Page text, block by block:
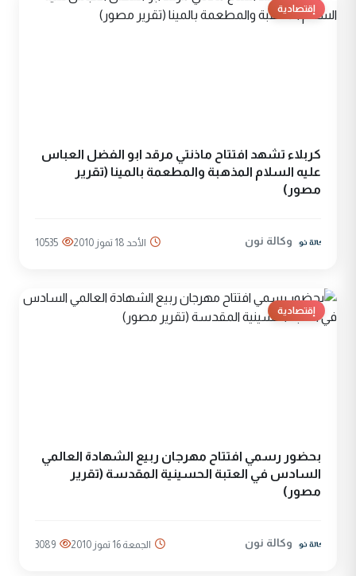
إقتصادية
كربلاء تشهد افتتاح ماذنتي مرقد ابو الفضل العباس
عليه السلام المذهبة والمطعمة بالمينا (تقرير
مصور)
وكالة نون الأحد 18 تموز 2010 10535
إقتصادية
بحضور رسمي افتتاح مهرجان ربيع الشهادة العالمي
السادس في العتبة الحسينية المقدسة (تقرير
مصور)
وكالة نون الجمعة 16 تموز 2010 3089